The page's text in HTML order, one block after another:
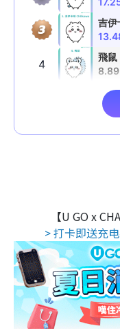
【U GO x
> 打卡即送充